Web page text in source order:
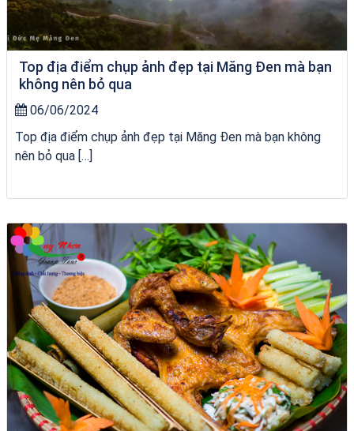
Top địa điểm chụp ảnh đẹp tại Măng Đen mà bạn
không nên bỏ qua
06/06/2024
Top địa điểm chụp ảnh đẹp tại Măng Đen mà bạn không
nên bỏ qua […]
bãi tắm Quy Nhơn